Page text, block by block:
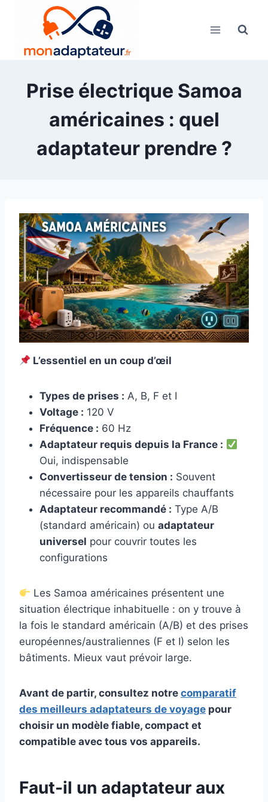
Prise électrique Samoa
américaines : quel
adaptateur prendre ?
L’essentiel en un coup d’œil
Types de prises : A, B, F et I
Voltage : 120 V
Fréquence : 60 Hz
Adaptateur requis depuis la France :
Oui, indispensable
Convertisseur de tension : Souvent
nécessaire pour les appareils chauffants
Adaptateur recommandé : Type A/B
(standard américain) ou adaptateur
universel pour couvrir toutes les
configurations
Les Samoa américaines présentent une
situation électrique inhabituelle : on y trouve à
la fois le standard américain (A/B) et des prises
européennes/australiennes (F et I) selon les
bâtiments. Mieux vaut prévoir large.
Avant de partir, consultez notre comparatif
des meilleurs adaptateurs de voyage pour
choisir un modèle fiable, compact et
compatible avec tous vos appareils.
Faut-il un adaptateur aux